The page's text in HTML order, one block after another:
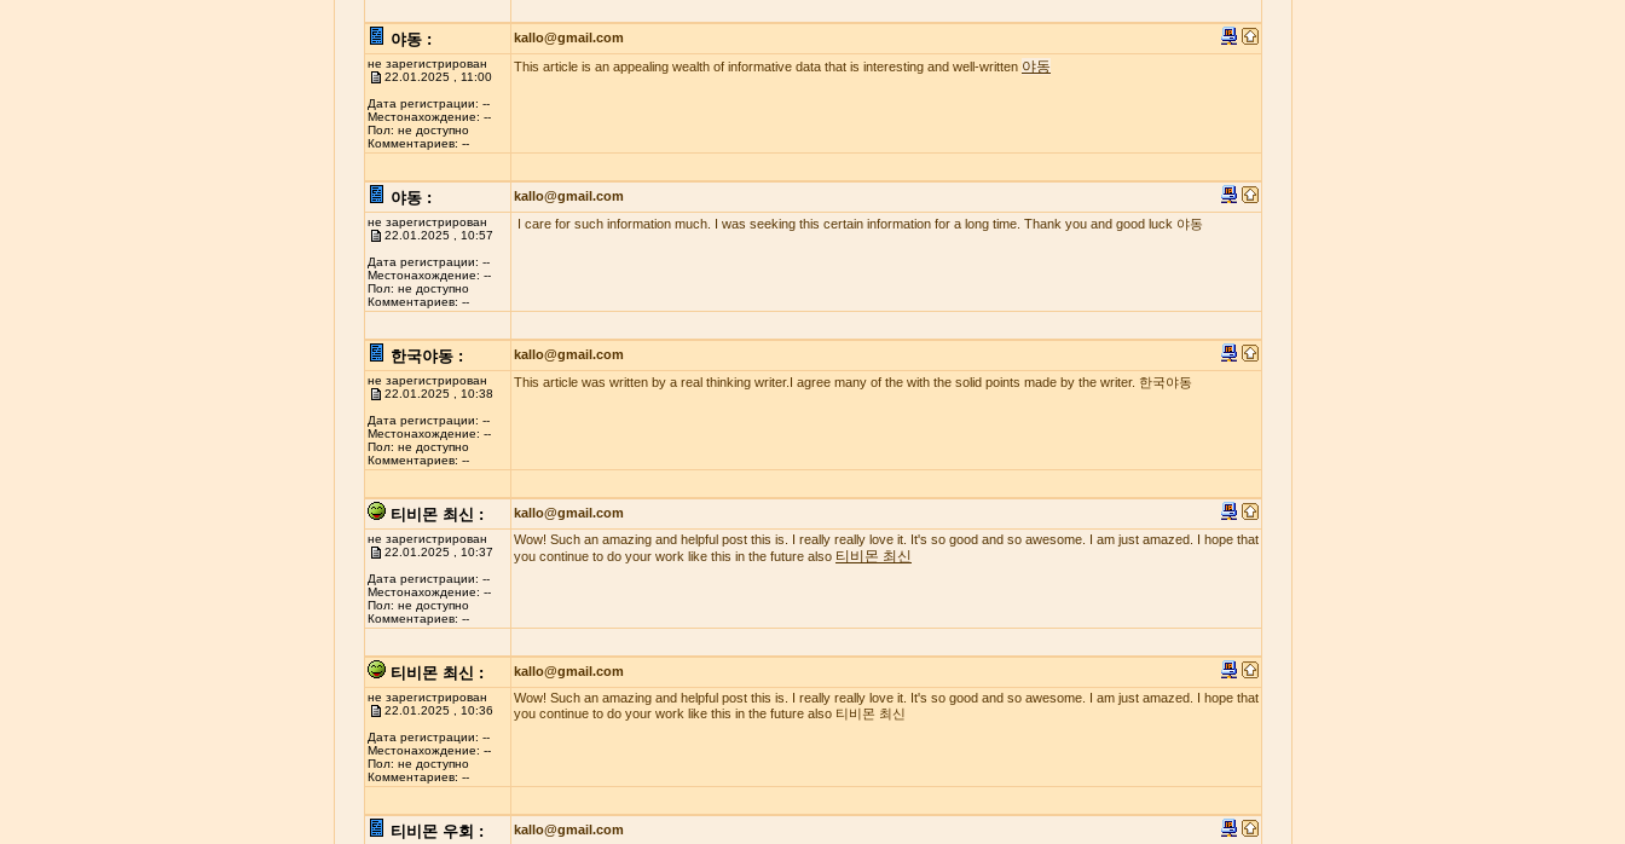
야동 : kallo@gmail.com
не зарегистрирован
22.01.2025 , 11:00
Дата регистрации: --
Местонахождение: --
Пол: не доступно
Комментариев: --
This article is an appealing wealth of informative data that is interesting and well-written 야동
야동 : kallo@gmail.com
не зарегистрирован
22.01.2025 , 10:57
Дата регистрации: --
Местонахождение: --
Пол: не доступно
Комментариев: --
I care for such information much. I was seeking this certain information for a long time. Thank you and good luck 야동
한국야동 : kallo@gmail.com
не зарегистрирован
22.01.2025 , 10:38
Дата регистрации: --
Местонахождение: --
Пол: не доступно
Комментариев: --
This article was written by a real thinking writer.I agree many of the with the solid points made by the writer. 한국야동
티비몬 최신 : kallo@gmail.com
не зарегистрирован
22.01.2025 , 10:37
Дата регистрации: --
Местонахождение: --
Пол: не доступно
Комментариев: --
Wow! Such an amazing and helpful post this is. I really really love it. It's so good and so awesome. I am just amazed. I hope that
you continue to do your work like this in the future also 티비몬 최신
티비몬 최신 : kallo@gmail.com
не зарегистрирован
22.01.2025 , 10:36
Дата регистрации: --
Местонахождение: --
Пол: не доступно
Комментариев: --
Wow! Such an amazing and helpful post this is. I really really love it. It's so good and so awesome. I am just amazed. I hope that
you continue to do your work like this in the future also 티비몬 최신
티비몬 우회 : kallo@gmail.com